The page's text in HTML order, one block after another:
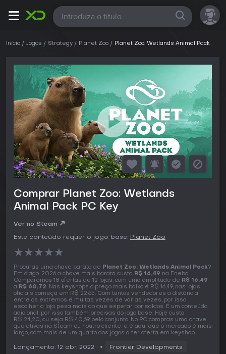
Todas
Início Jogos Strategy Planet Zoo Planet Zoo: Wetlands Animal Pack
Comprar Planet Zoo: Wetlands
Animal Pack PC Key
Ver no Steam
Este conteúdo requer o jogo base: Planet Zoo
★★★★★
Procuras uma chave barata de Planet Zoo: Wetlands Animal Pack?
Em 6 ago. 2026 a chave mais barata custa R$ 16,49 na Eneba.
Comparamos 18 ofertas de 12 lojas, com uma amplitude de R$ 16,49
a R$ 60,72. Nas keyshops o preço mais baixo é R$ 16,49, nas lojas
oficiais começa em R$ 22,65. Com tantos vendedores a distância
entre os extremos é muitas vezes de várias vezes, por isso
escolher a loja pesa mais do que esperar por saldos. É um conteúdo
adicional, por isso também precisas do jogo base. Hoje custa
R$ 24,20, ou seja R$ 40,69 pelo conjunto. No PC compras uma chave
que ativas na Steam ou noutro cliente, e é aqui que o mercado é mais
largo, com mais de um quarto dos jogos a ter oferta em keyshop.
Lançamento: 12 abr. 2022 Frontier Developments